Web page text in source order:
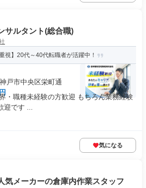
サルタント(総合職)
視】20代～40代転職者が活躍中！
戸市中央区栄町通
・職種未経験の方歓迎 もちろん業務経験
です ...
気になる
気メーカーの倉庫内作業スタッフ